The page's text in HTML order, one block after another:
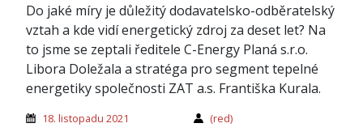
Do jaké míry je důležitý dodavatelsko-odběratelský
vztah a kde vidí energetický zdroj za deset let? Na
to jsme se zeptali ředitele C-Energy Planá s.r.o.
Libora Doležala a stratéga pro segment tepelné
energetiky společnosti ZAT a.s. Františka Kurala.
18. listopadu 2021 (red)